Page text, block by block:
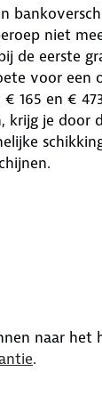
niet
de eerste
voor een
165 en €
krijg je
naar het
.